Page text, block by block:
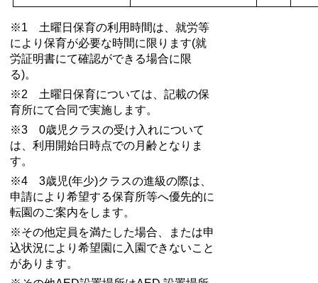
※1 土曜日保育の利用時間は、就労等
により保育が必要な時間に限ります(就
労証明書にて確認ができる場合に限
る)。
※2 土曜日保育については、記載の保
育所にて合同で実施します。
※3 0歳児クラスの受け入れについて
は、利用開始日時点での月齢となりま
す。
※4 3歳児(年少)クラスの進級の際は、
申請により希望する保育所等へ優先的に
転園のご案内をします。
※その他定員を満たした場合、または申
込状況により希望園に入園できないこと
があります。